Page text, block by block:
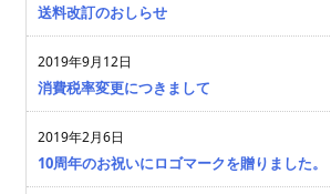
送料改訂のおしらせ
2019年9月12日
消費税率変更につきまして
2019年2月6日
10周年のお祝いにロゴマークを贈りました。